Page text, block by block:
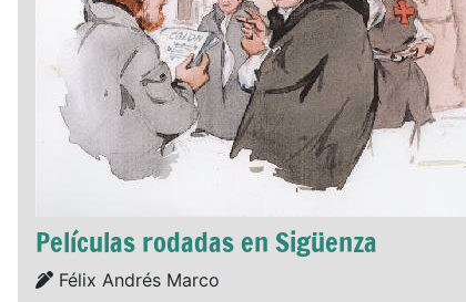
Películas rodadas en Sigüenza
Details
Félix Andrés Marco